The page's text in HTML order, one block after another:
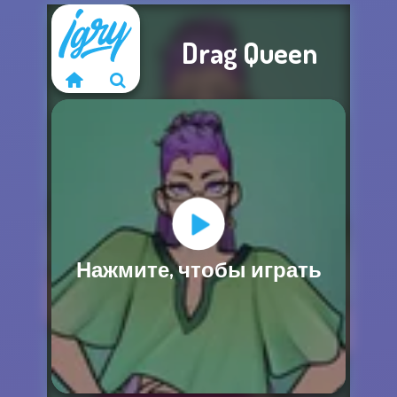
Извините, эта
игра недоступна
Drag Queen
Нажмите, чтобы играть